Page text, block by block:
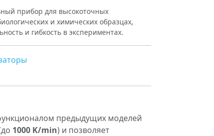
прибор для высокоточных
и химических образцах,
и гибкость в экспериментах.
предыдущих моделей
1000 K/min) и позволяет